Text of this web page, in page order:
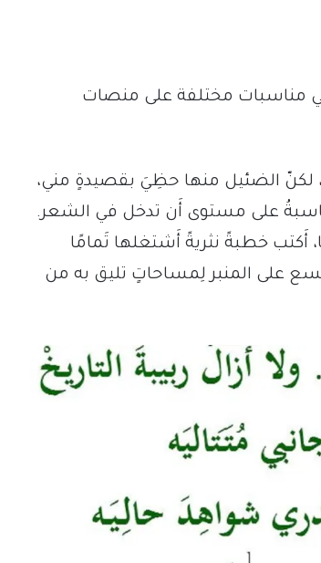
مناسبات مختلفة على منصات
لكنّ الضئيل منها حظِيَ بقصيدةٍ مني،
على مستوى أَن تدخل في الشعر.
أَكتب خطبةً نثريةً أَشتغلها تَمامًا
يتَّسع على المنبر لِمساحاتٍ تليق به من